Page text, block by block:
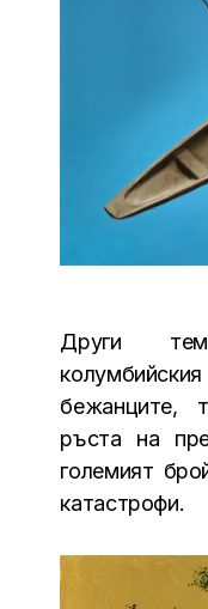
Други
бежанците,
ръста на
големият
катастрофи.